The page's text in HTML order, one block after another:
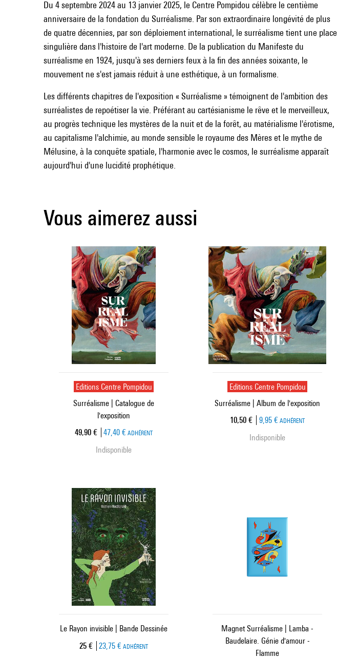
Du 4 septembre 2024 au 13 janvier 2025, le Centre Pompidou célèbre le centième
anniversaire de la fondation du Surréalisme. Par son extraordinaire longévité de plus
de quatre décennies, par son déploiement international, le surréalisme tient une place
singulière dans l'histoire de l'art moderne. De la publication du Manifeste du
surréalisme en 1924, jusqu'à ses derniers feux à la fin des années soixante, le
mouvement ne s'est jamais réduit à une esthétique, à un formalisme.
Les différents chapitres de l'exposition « Surréalisme » témoignent de l'ambition des
surréalistes de repoétiser la vie. Préférant au cartésianisme le rêve et le merveilleux,
au progrès technique les mystères de la nuit et de la forêt, au matérialisme l'érotisme,
au capitalisme l'alchimie, au monde sensible le royaume des Mères et le mythe de
Mélusine, à la conquête spatiale, l'harmonie avec le cosmos, le surréalisme apparaît
aujourd'hui d'une lucidité prophétique.
Vous aimerez aussi
Editions Centre Pompidou
Surréalisme | Catalogue de
l'exposition
Prix ​​actuel
49,90 € 47,40 € ADHÉRENT
Indisponible
Editions Centre Pompidou
Surréalisme | Album de l'exposition
Prix ​​actuel
10,50 € 9,95 € ADHÉRENT
Indisponible
Le Rayon invisible | Bande Dessinée
Prix ​​actuel
25 € 23,75 € ADHÉRENT
Magnet Surréalisme | Lamba -
Baudelaire. Génie d'amour -
Flamme